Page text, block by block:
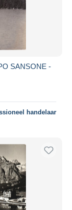
SANSONE -
handelaar